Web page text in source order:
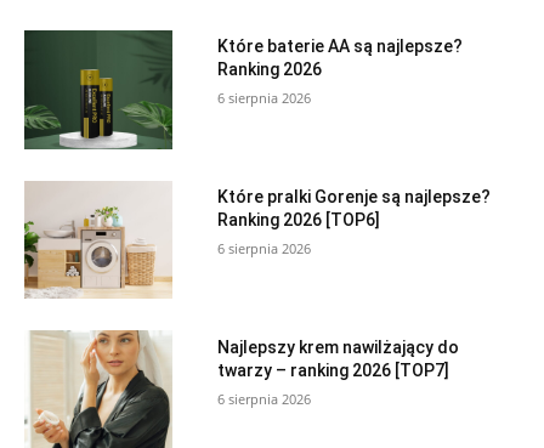
Które baterie AA są najlepsze?
Ranking 2026
6 sierpnia 2026
Które pralki Gorenje są najlepsze?
Ranking 2026 [TOP6]
6 sierpnia 2026
Najlepszy krem nawilżający do
twarzy – ranking 2026 [TOP7]
6 sierpnia 2026